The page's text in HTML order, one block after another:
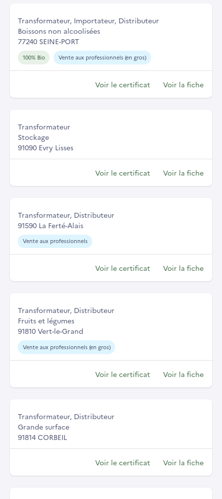
Transformateur, Importateur, Distributeur
Boissons non alcoolisées
77240 SEINE-PORT
100% Bio Vente aux professionnels (en gros)
Voir le certificat Voir la fiche
Transformateur
Stockage
91090 Evry Lisses
Voir le certificat Voir la fiche
Transformateur, Distributeur
91590 La Ferté-Alais
Vente aux professionnels
Voir le certificat Voir la fiche
Transformateur, Distributeur
Fruits et légumes
91810 Vert-le-Grand
Vente aux professionnels (en gros)
Voir le certificat Voir la fiche
Transformateur, Distributeur
Grande surface
91814 CORBEIL
Voir le certificat Voir la fiche